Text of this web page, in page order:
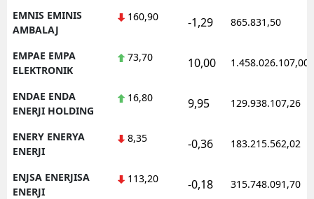
EMNIS EMINIS
AMBALAJ
160,90 -1,29 865.831,50
EMPAE EMPA
ELEKTRONIK
73,70 10,00 1.458.026.107,00
ENDAE ENDA
ENERJI HOLDING
16,80 9,95 129.938.107,26
ENERY ENERYA
ENERJI
8,35 -0,36 183.215.562,02
ENJSA ENERJISA
ENERJI
113,20 -0,18 315.748.091,70